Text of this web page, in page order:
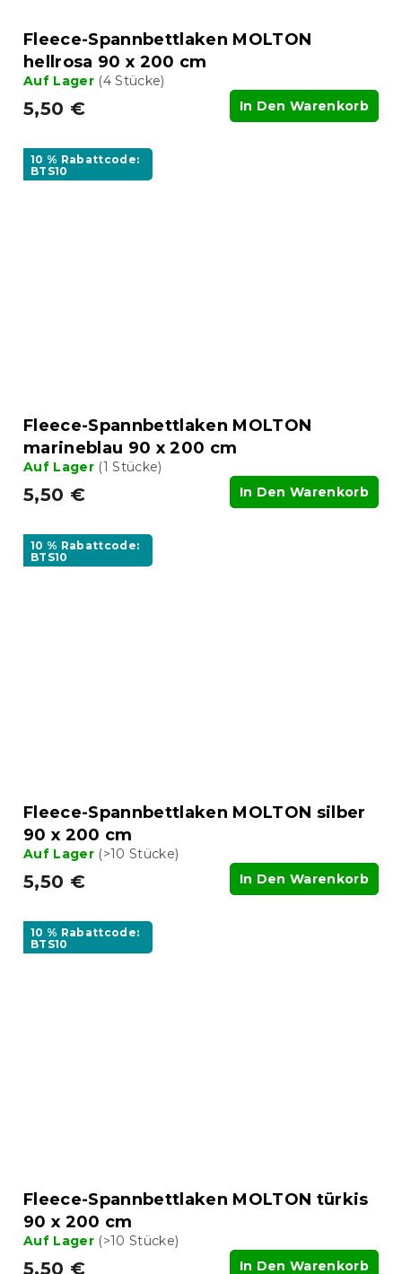
Fleece-Spannbettlaken MOLTON
hellrosa 90 x 200 cm
Auf Lager (4 Stücke)
5,50 € In Den Warenkorb
10 % Rabattcode:
BTS10
Fleece-Spannbettlaken MOLTON
marineblau 90 x 200 cm
Auf Lager (1 Stücke)
5,50 € In Den Warenkorb
10 % Rabattcode:
BTS10
Fleece-Spannbettlaken MOLTON silber
90 x 200 cm
Auf Lager (>10 Stücke)
5,50 € In Den Warenkorb
10 % Rabattcode:
BTS10
Fleece-Spannbettlaken MOLTON türkis
90 x 200 cm
Auf Lager (>10 Stücke)
5,50 € In Den Warenkorb